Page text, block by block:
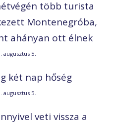
több turista
Montenegróba,
ahányan ott élnek
augusztus 5.
két nap hőség
augusztus 5.
veti vissza a